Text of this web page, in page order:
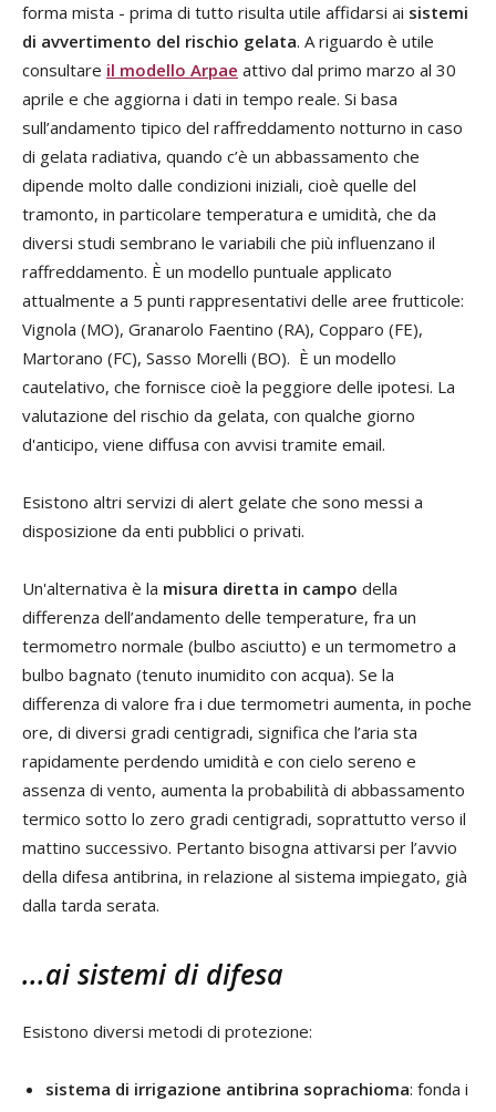
forma mista - prima di tutto risulta utile affidarsi ai sistemi
di avvertimento del rischio gelata. A riguardo è utile
consultare il modello Arpae attivo dal primo marzo al 30
aprile e che aggiorna i dati in tempo reale. Si basa
sull’andamento tipico del raffreddamento notturno in caso
di gelata radiativa, quando c’è un abbassamento che
dipende molto dalle condizioni iniziali, cioè quelle del
tramonto, in particolare temperatura e umidità, che da
diversi studi sembrano le variabili che più influenzano il
raffreddamento. È un modello puntuale applicato
attualmente a 5 punti rappresentativi delle aree frutticole:
Vignola (MO), Granarolo Faentino (RA), Copparo (FE),
Martorano (FC), Sasso Morelli (BO). È un modello
cautelativo, che fornisce cioè la peggiore delle ipotesi. La
valutazione del rischio da gelata, con qualche giorno
d'anticipo, viene diffusa con avvisi tramite email.
Esistono altri servizi di alert gelate che sono messi a
disposizione da enti pubblici o privati.
Un'alternativa è la misura diretta in campo della
differenza dell’andamento delle temperature, fra un
termometro normale (bulbo asciutto) e un termometro a
bulbo bagnato (tenuto inumidito con acqua). Se la
differenza di valore fra i due termometri aumenta, in poche
ore, di diversi gradi centigradi, significa che l’aria sta
rapidamente perdendo umidità e con cielo sereno e
assenza di vento, aumenta la probabilità di abbassamento
termico sotto lo zero gradi centigradi, soprattutto verso il
mattino successivo. Pertanto bisogna attivarsi per l’avvio
della difesa antibrina, in relazione al sistema impiegato, già
dalla tarda serata.
...ai sistemi di difesa
Esistono diversi metodi di protezione:
sistema di irrigazione antibrina soprachioma: fonda i